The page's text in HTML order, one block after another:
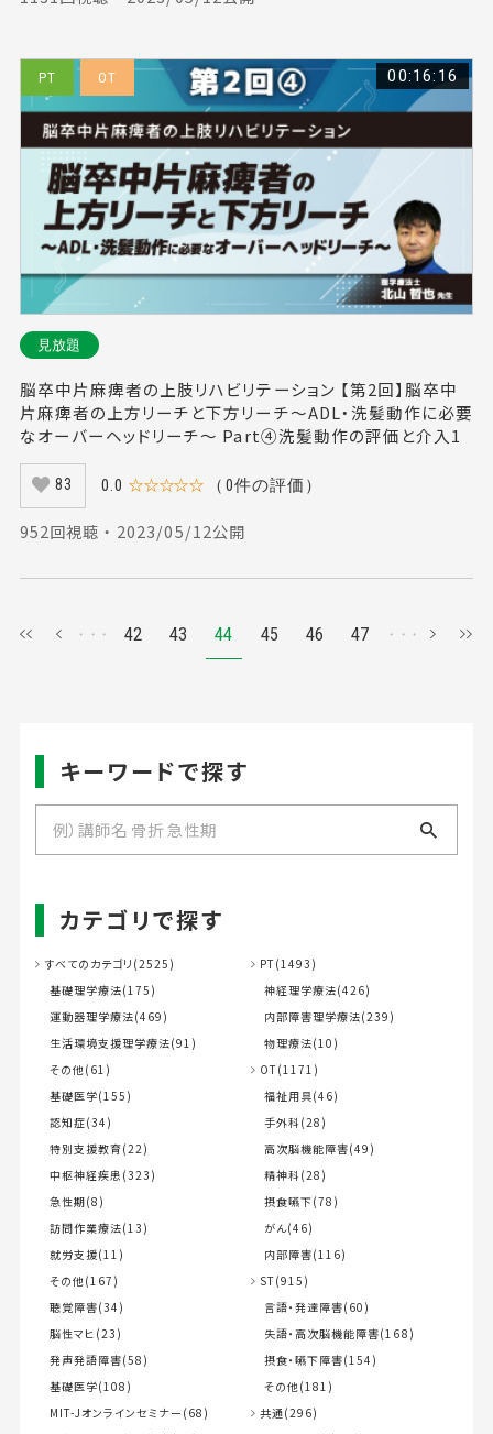
PT OT 00:16:16
見放題
脳卒中片麻痺者の上肢リハビリテーション 【第2回】脳卒中
片麻痺者の上方リーチと下方リーチ～ADL・洗髪動作に必要
なオーバーヘッドリーチ～ Part④洗髪動作の評価と介入1
83 0.0 ☆☆☆☆☆ （0件の評価）
952回視聴 ・ 2023/05/12公開
42 43 44 45 46 47
キーワードで探す
カテゴリで探す
すべてのカテゴリ(2525)
PT(1493)
基礎理学療法(175)
神経理学療法(426)
運動器理学療法(469)
内部障害理学療法(239)
生活環境支援理学療法(91)
物理療法(10)
その他(61)
OT(1171)
基礎医学(155)
福祉用具(46)
認知症(34)
手外科(28)
特別支援教育(22)
高次脳機能障害(49)
中枢神経疾患(323)
精神科(28)
急性期(8)
摂食嚥下(78)
訪問作業療法(13)
がん(46)
就労支援(11)
内部障害(116)
その他(167)
ST(915)
聴覚障害(34)
言語・発達障害(60)
脳性マヒ(23)
失語・高次脳機能障害(168)
発声発語障害(58)
摂食・嚥下障害(154)
基礎医学(108)
その他(181)
MIT-Jオンラインセミナー(68)
共通(296)